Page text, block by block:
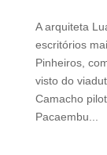
A arquiteta
escritórios
Pinheiros,
visto do
Camacho
Pacaembu...